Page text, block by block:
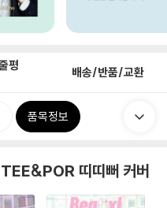
평 배송/반품/교환
품목정보
띠띠뻐 커버